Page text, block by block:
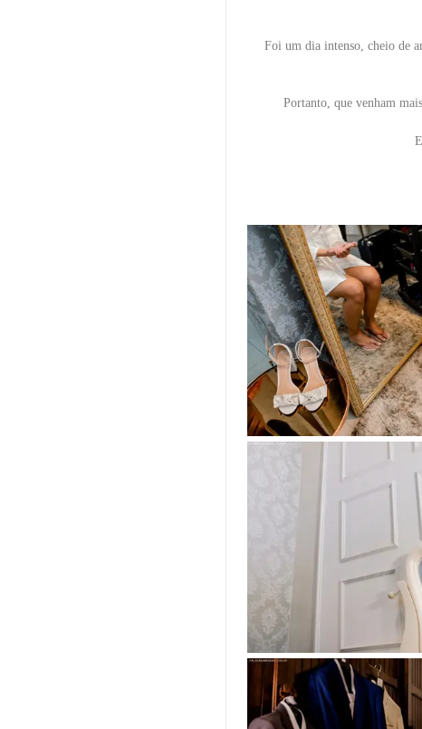
Foi um dia intenso, cheio de
Portanto, que venham